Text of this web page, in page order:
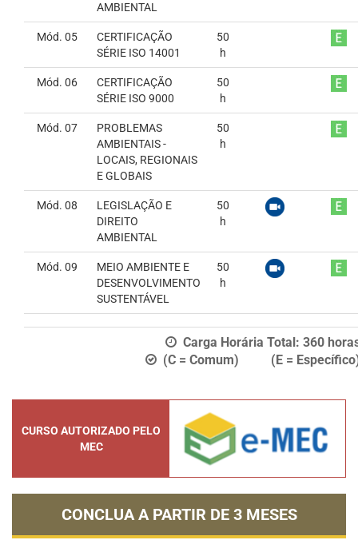
AMBIENTAL
Mód. 05
CERTIFICAÇÃO
SÉRIE ISO 14001
50
h
Mód. 06
CERTIFICAÇÃO
SÉRIE ISO 9000
50
h
Mód. 07
PROBLEMAS
AMBIENTAIS -
LOCAIS, REGIONAIS
E GLOBAIS
50
h
Mód. 08
LEGISLAÇÃO E
DIREITO
AMBIENTAL
50
h
Mód. 09
MEIO AMBIENTE E
DESENVOLVIMENTO
SUSTENTÁVEL
50
h
Carga Horária Total: 360
(C = Comum) (E =
CURSO AUTORIZADO PELO
MEC
CONCLUA A PARTIR DE 3 MESES